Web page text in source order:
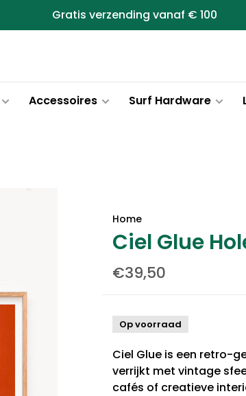
Gratis verzending vanaf € 100
Accessoires Surf Hardware
Home
Ciel Glue
€39,50
Op voorraad
Ciel Glue is een retro-
verrijkt met vintage
cafés of creatieve